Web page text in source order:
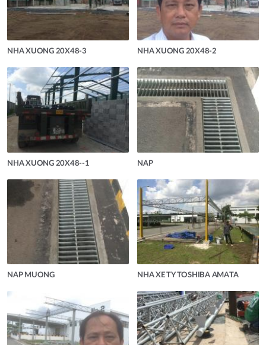
NHA XUONG 20X48-3 NHA XUONG 20X48-2
NHA XUONG 20X48--1 NAP
NAP MUONG NHA XE TY TOSHIBA AMATA